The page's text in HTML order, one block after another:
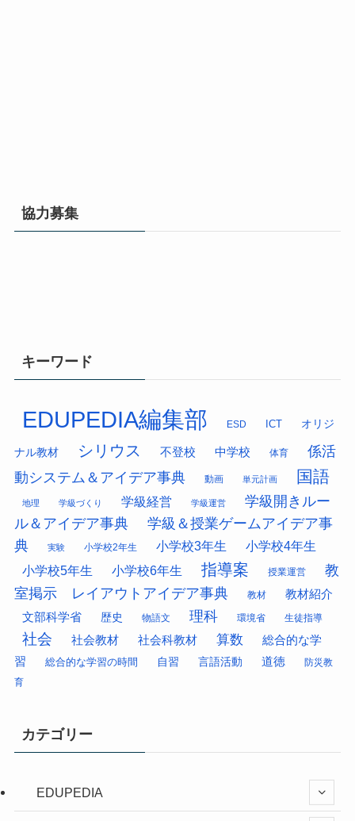
協力募集
キーワード
EDUPEDIA編集部 ESD ICT オリジ
ナル教材 シリウス 不登校 中学校 体育
係活
動システム＆アイデア事典
動画 単元計画 国語
地理 学級づくり 学級経営 学級運営
学級開きルー
ル＆アイデア事典
学級＆授業ゲームアイデア事
典
実験 小学校2年生 小学校3年生
小学校4年生
小学校5年生
小学校6年生 指導案 授業運営
教
室掲示 レイアウトアイデア事典
教材 教材紹介
文部科学省 歴史 物語文 理科 環境省 生徒指導
社会 社会教材 社会科教材 算数
総合的な学
習
総合的な学習の時間 自習 言語活動 道徳 防災教
育
カテゴリー
EDUPEDIA